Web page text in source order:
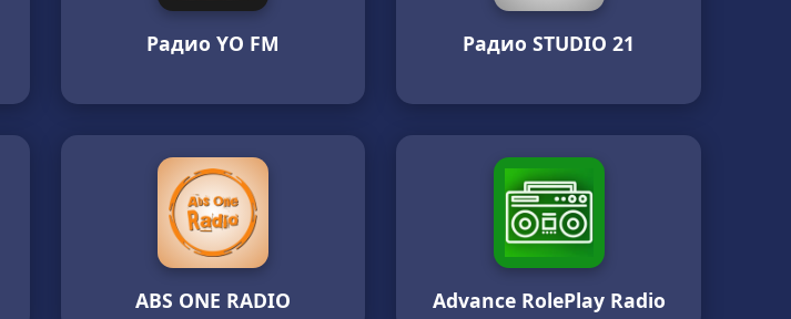
Радио YO FM Радио STUDIO 21
ABS ONE RADIO Advance RolePlay Radio